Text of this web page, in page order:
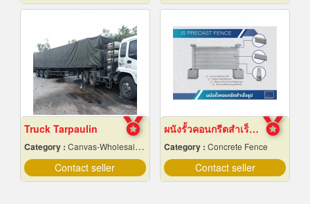
Truck Tarpaulin
Category : Canvas-Wholesale & Manufacturers
Contact seller
ผนังรั้วคอนกรีตสำเร็จรูป
Category : Concrete Fence
Contact seller